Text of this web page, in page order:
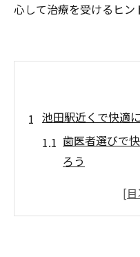
心して治療を受けるヒン
池田駅近くで快適
歯医者選びで
ろう
池田駅近くの